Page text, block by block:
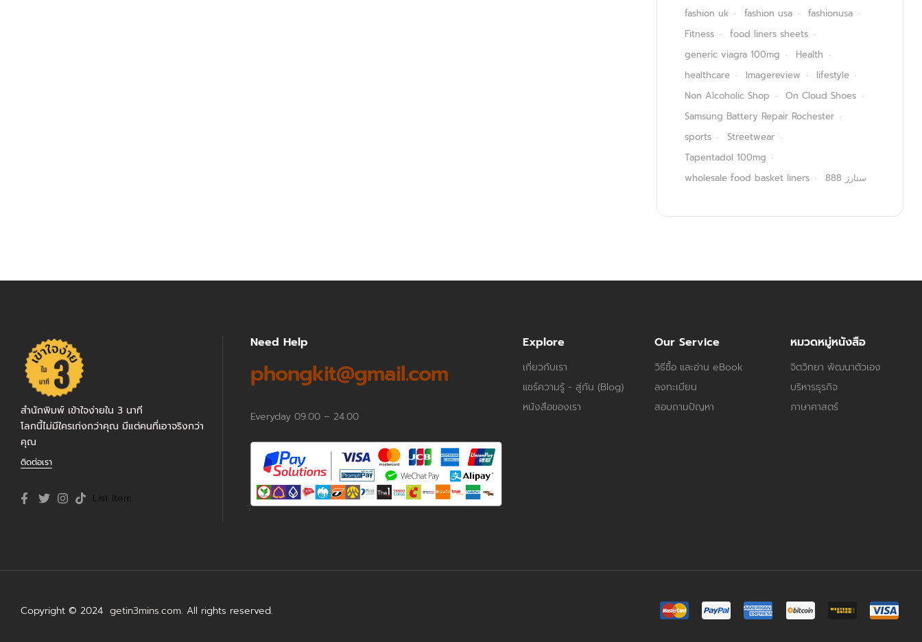
fashion uk
fashion usa
fashionusa
Fitness
food liners sheets
generic viagra 100mg
Health
healthcare
Imagereview
lifestyle
Non Alcoholic Shop
On Cloud Shoes
Samsung Battery Repair Rochester
sports
Streetwear
Tapentadol 100mg
wholesale food basket liners
ستارز 888
สำนักพิมพ์ เข้าใจง่ายใน 3 นาที
โลกนี้ไม่มีใครเก่งกว่าคุณ มีแต่คนที่เอาจริงกว่า
คุณ
ติดต่อเรา
List Item
Need Help
phongkit@gmail.com
Everyday 09.00 – 24.00
Explore
เกี่ยวกับเรา
แชร์ความรู้ - สู่กัน (Blog)
หนังสือของเรา
Our Service
วิธีซื้อ และอ่าน eBook
ลงทะเบียน
สอบถามปัญหา
หมวดหมู่หนังสือ
จิตวิทยา พัฒนาตัวเอง
บริหารธุรกิจ
ภาษาศาสตร์
Copyright © 2024 getin3mins.com. All rights reserved.